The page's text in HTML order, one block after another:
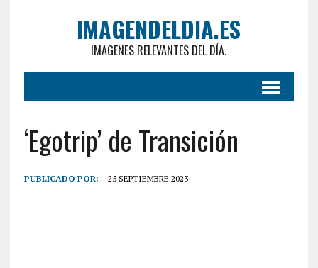
IMAGENDELDIA.ES
IMAGENES RELEVANTES DEL DÍA.
‘Egotrip’ de Transición
PUBLICADO POR: 25 SEPTIEMBRE 2023